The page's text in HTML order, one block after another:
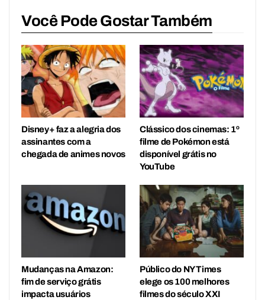
Você Pode Gostar Também
Disney+ faz a alegria dos
assinantes com a
chegada de animes novos
Clássico dos cinemas: 1º
filme de Pokémon está
disponível grátis no
YouTube
Mudanças na Amazon:
fim de serviço grátis
impacta usuários
Público do NY Times
elege os 100 melhores
filmes do século XXI